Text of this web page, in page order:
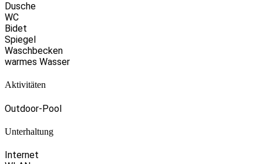
Dusche
WC
Bidet
Spiegel
Waschbecken
warmes Wasser
Aktivitäten
Outdoor-Pool
Unterhaltung
Internet